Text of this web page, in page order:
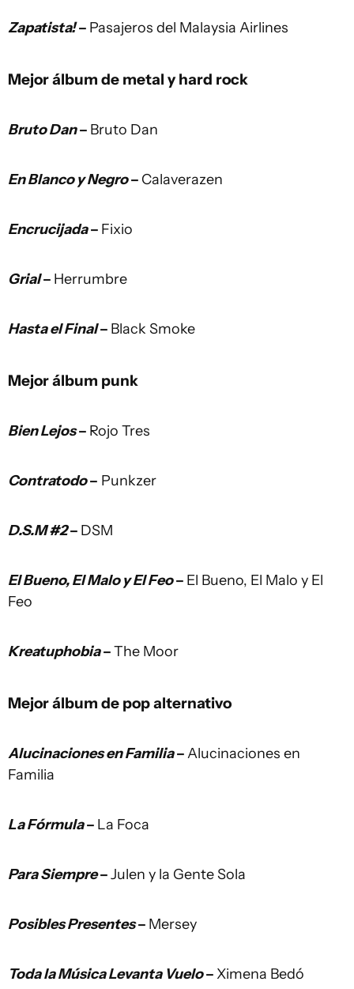
Zapatista!– Pasajeros del Malaysia Airlines
Mejor álbum de metal y hard rock
Bruto Dan– Bruto Dan
En Blanco y Negro– Calaverazen
Encrucijada– Fixio
Grial– Herrumbre
Hasta el Final– Black Smoke
Mejor álbum punk
Bien Lejos– Rojo Tres
Contratodo– Punkzer
D.S.M #2– DSM
El Bueno, El Malo y El Feo– El Bueno, El Malo y El
Feo
Kreatuphobia–The Moor
Mejor álbum de pop alternativo
Alucinaciones en Familia–Alucinaciones en
Familia
La Fórmula– La Foca
Para Siempre–Julen y la Gente Sola
Posibles Presentes– Mersey
Toda la Música Levanta Vuelo– Ximena Bedó